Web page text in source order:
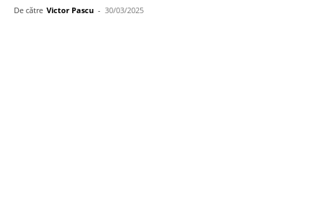
De către Victor Pascu - 30/03/2025